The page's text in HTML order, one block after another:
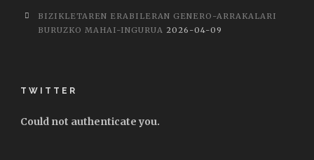
BIZIKLETAREN ERABILERAN GENERO-ARRAKALARI
BURUZKO MAHAI-INGURUA 2026-04-09
TWITTER
Could not authenticate you.